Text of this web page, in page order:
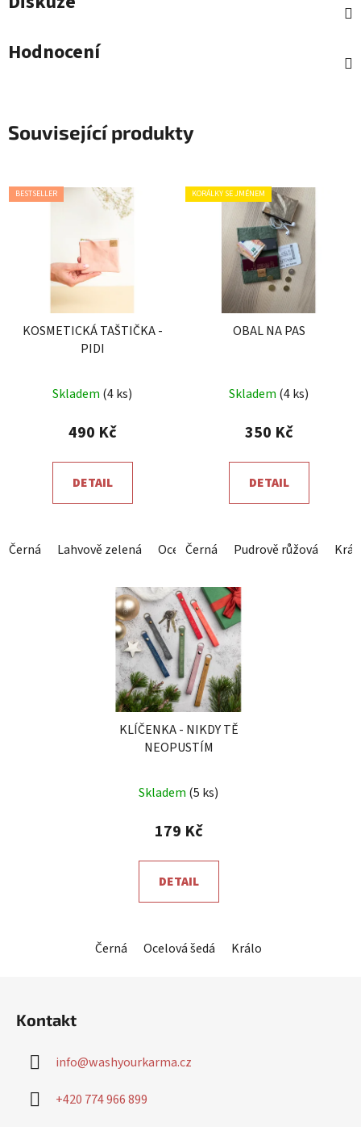
Hodnocení
Související produkty
BESTSELLER
KOSMETICKÁ TAŠTIČKA -
PIDI
hodnocení
produktu
5,0
z
Skladem (4 ks)
490 Kč
DETAIL
Černá Lahvově zelená Ocelová šedá Královsky modrá
KORÁLKY SE JMÉNEM
OBAL NA PAS
hodnocení
produktu
5,0
z
Skladem (4 ks)
350 Kč
DETAIL
Černá Pudrově růžová
KLÍČENKA - NIKDY TĚ
NEOPUSTÍM
Skladem (5 ks)
179 Kč
DETAIL
Černá Ocelová šedá Královsky modrá
Kontakt
info@washyourkarma.cz
+420 774 966 899